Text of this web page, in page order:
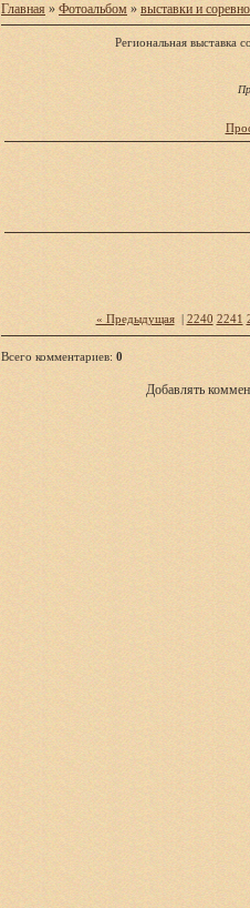
Главная » Фотоальбом » выставки и
Региональная выставка
« Предыдущая| 2240 2241
Всего комментариев: 0
Добавлять